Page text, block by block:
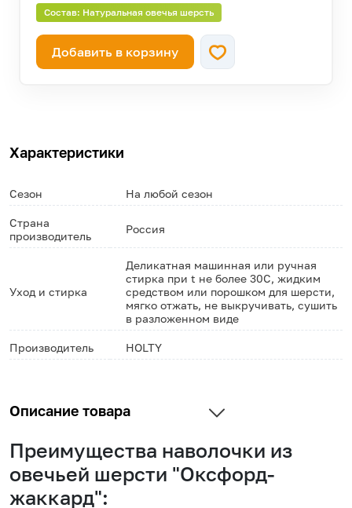
Состав: Натуральная овечья шерсть
Добавить в корзину
Характеристики
Сезон На любой сезон
Страна
производитель
Россия
Уход и стирка
Деликатная машинная или ручная
стирка при t не более 30С, жидким
средством или порошком для шерсти,
мягко отжать, не выкручивать, сушить
в разложенном виде
Производитель HOLTY
Описание товара
Преимущества наволочки из
овечьей шерсти "Оксфорд-
жаккард":